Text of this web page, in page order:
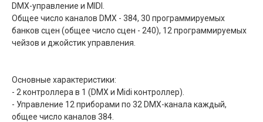
DMX-управление и MIDI.
Общее число каналов DMX - 384, 30 программируемых
банков сцен (общее число сцен - 240), 12 программируемых
чейзов и джойстик управления.
Основные характеристики:
- 2 контроллера в 1 (DMX и Midi контроллер).
- Управление 12 приборами по 32 DMX-канала каждый,
общее число каналов 384.